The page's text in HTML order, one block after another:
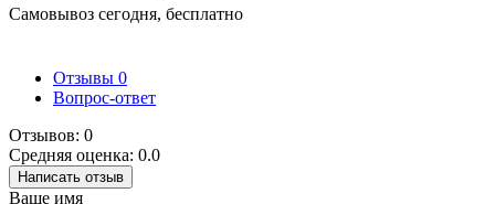
Самовывоз сегодня, бесплатно
Отзывы 0
Вопрос-ответ
Отзывов: 0
Средняя оценка: 0.0
Написать отзыв
Ваше имя